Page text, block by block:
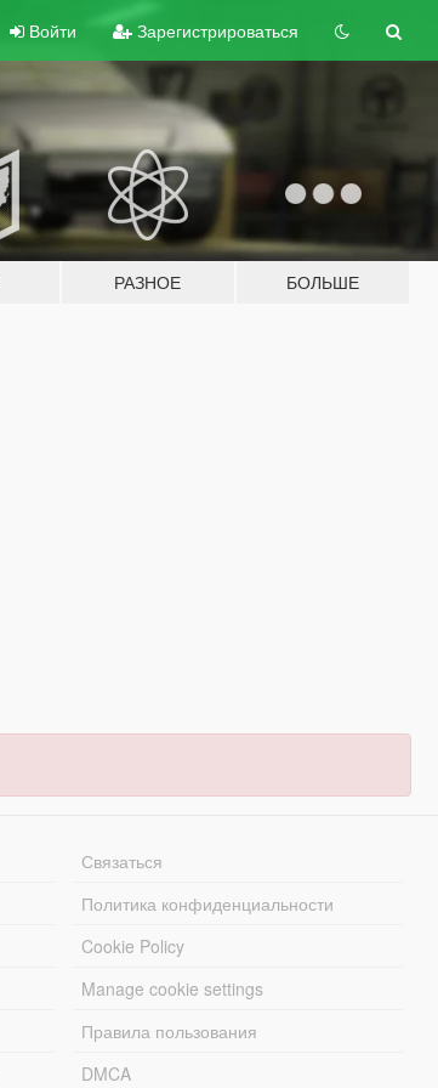
Войти Зарегистрироваться
РАЗНОЕ БОЛЬШЕ
Связаться
Политика конфиденциальности
Cookie Policy
Manage cookie settings
Правила пользования
DMCA